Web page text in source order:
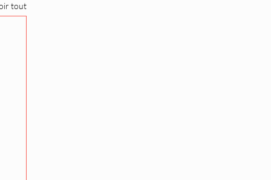
tout